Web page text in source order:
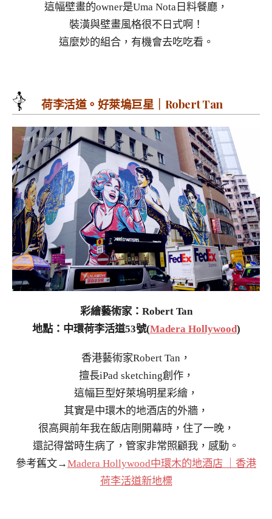
這幅壁畫的owner是Uma Nota日料餐廳，
裝潢與壁畫風格很不日式啊！
這麼妙的組合，有機會去吃吃看。
荷李活道。好萊塢巨星｜Robert Tan
彩繪藝術家：Robert Tan
地點：中環荷李活道53號(Madera Hollywood)
香港藝術家Robert Tan，
擅長iPad sketching創作，
這幅巨型好萊塢明星彩繪，
其實是中環木的地酒店的外牆，
很高興前年我在飯店剛開幕時，住了一晚，
還記得當時生病了，管家非常照顧我，感動。
參考舊文→Madera Hollywood中環木的地酒店 ｜香港
荷李活道新地標